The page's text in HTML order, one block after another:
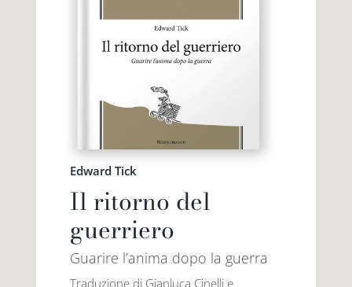
Edward Tick
Il ritorno del
guerriero
Guarire l’anima dopo la guerra
Traduzione di Gianluca Cinelli e